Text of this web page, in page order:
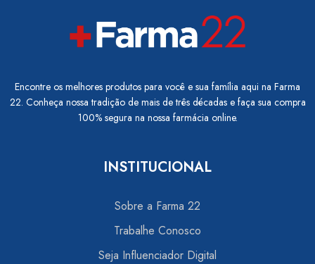
Encontre os melhores produtos para você e sua família aqui na Farma
22. Conheça nossa tradição de mais de três décadas e faça sua compra
100% segura na nossa farmácia online.
INSTITUCIONAL
Sobre a Farma 22
Trabalhe Conosco
Seja Influenciador Digital